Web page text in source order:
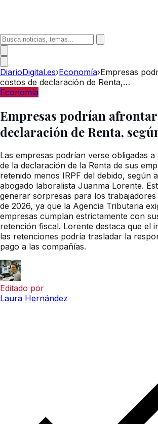
DiarioDigital.es›Economía›Empresas
costos de declaración de Renta,…
Economía
Empresas podrían afrontar
declaración de Renta,
Las empresas podrían verse obligadas
de la declaración de la Renta de sus
retenido menos IRPF del debido, según
abogado laboralista Juanma Lorente.
generar sorpresas para los
de 2026, ya que la Agencia Tributaria
empresas cumplan estrictamente con
retención fiscal. Lorente destaca que el
las retenciones podría trasladar la
pago a las compañías.
Editado por
Laura Hernández